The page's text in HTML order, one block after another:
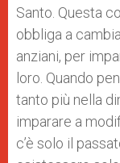
Santo. Questa
obbliga a
anziani, per
loro. Quando
tanto più nella
imparare a
c’è solo il